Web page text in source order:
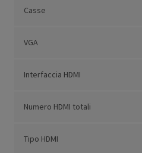
Casse
VGA
Interfaccia HDMI
Numero HDMI totali
Tipo HDMI